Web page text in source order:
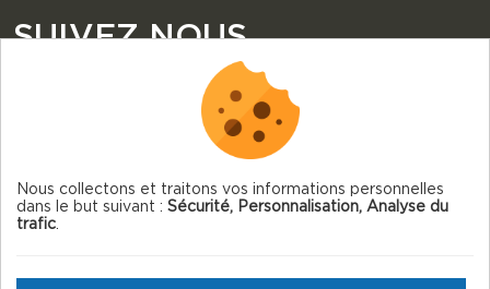
SUIVEZ NOUS
© 2026 Villard-de-Lans — Tous droits réservés
Nous collectons et traitons vos informations personnelles
dans le but suivant : Sécurité, Personnalisation, Analyse du
trafic.